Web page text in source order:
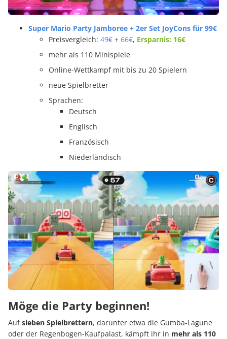
Super Mario Party Jamboree + 2er Set JoyCons für 99€
Preisvergleich: 49€ + 66€, Ersparnis: 16€
mehr als 110 Minispiele
Online-Wettkampf mit bis zu 20 Spielern
neue Spielbretter
Sprachen:
Deutsch
Englisch
Französisch
Niederländisch
Möge die Party beginnen!
Aufsieben Spielbrettern, darunter etwa die Gumba-Lagune
oder der Regenbogen-Kaufpalast, kämpft ihr in mehr als 110